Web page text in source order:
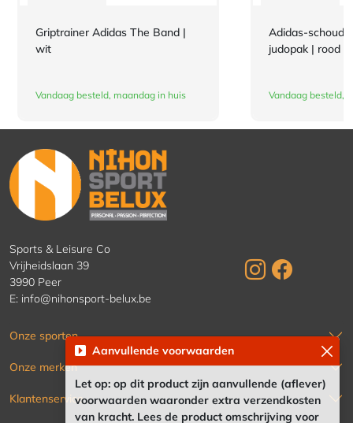
Aanvullende voorwaarden
Let op: op dit product zijn aanvullende (aflever)
voorwaarden waaronder extra verzendkosten
van kracht. Lees de product omschrijving voor
Griptrainer Adidas The Band |
wit
Vandaag besteld, maandag in huis
Adidas-
judopak | rood
Vandaag besteld,
Sports & Leisure Co
Vrijheidslaan 39
3990 Peer
E: info@nihonsport-belux.be
Onze sporten
Onze merken
Klantenservice